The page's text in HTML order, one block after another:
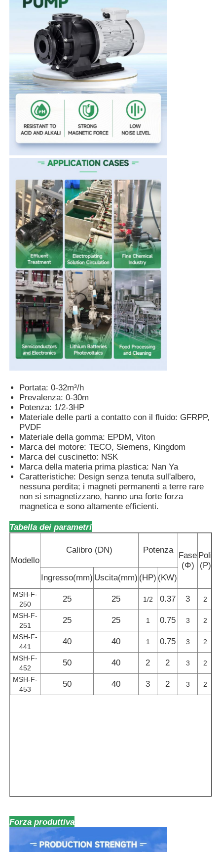
Pompa di innesco di auto
Pompa magnetica
Pompa verticale
Pompa verticale in acciaio inossidabile
Pompa centrifuga chimica
Pompa chimica allineata fluoro
Filtro liquido chimico
Pompa di diaframma pneumatica
Pompa di dosaggio di misura
Pompa per acque luride sommergibile
ventilatore centrifugo industriale
Portata: 0-32m³/h
Prevalenza: 0-30m
Potenza: 1/2-3HP
Materiale delle parti a contatto con il fluido: GFRPP,
PVDF
Materiale della gomma: EPDM, Viton
Marca del motore: TECO, Siemens, Kingdom
Marca del cuscinetto: NSK
Marca della materia prima plastica: Nan Ya
Caratteristiche: Design senza tenuta sull'albero,
nessuna perdita; i magneti permanenti a terre rare
non si smagnetizzano, hanno una forte forza
magnetica e sono altamente efficienti.
Tabella dei parametri
Modello
Calibro (DN) Potenza
Fase
(Φ)
Poli
(P)
Ingresso(mm) Uscita(mm) (HP) (KW)
MSH-F-
250
25 25 1/2 0.37 3 2
MSH-F-
251
25 25 1 0.75 3 2
MSH-F-
441
40 40 1 0.75 3 2
MSH-F-
452
50 40 2 2 3 2
MSH-F-
453
50 40 3 2 3 2
Forza produttiva